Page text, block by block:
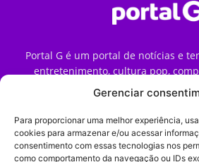
Gerenciar
Para proporcionar uma melhor experiência,
cookies para armazenar e/ou acessar
consentimento com essas tecnologias nos
como comportamento da navegação ou IDs
Portal G é um portal de notícias e
entretenimento, cultura pop,
streaming, games e iniciativas de
forma como o público vive e
Contato: